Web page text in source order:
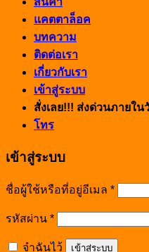
แคตตาล็อค
บทความ
ติดต่อเรา
เกี่ยวกับเรา
เข้าสู่ระบบ
สั่งเลย!!! ส่งด่วนภายใน
โทร
เข้าสู่ระบบ
ชื่อผู้ใช้หรือที่อยู่อีเมล *
รหัสผ่าน *
จำฉันไว้ เข้าสู่ระบบ